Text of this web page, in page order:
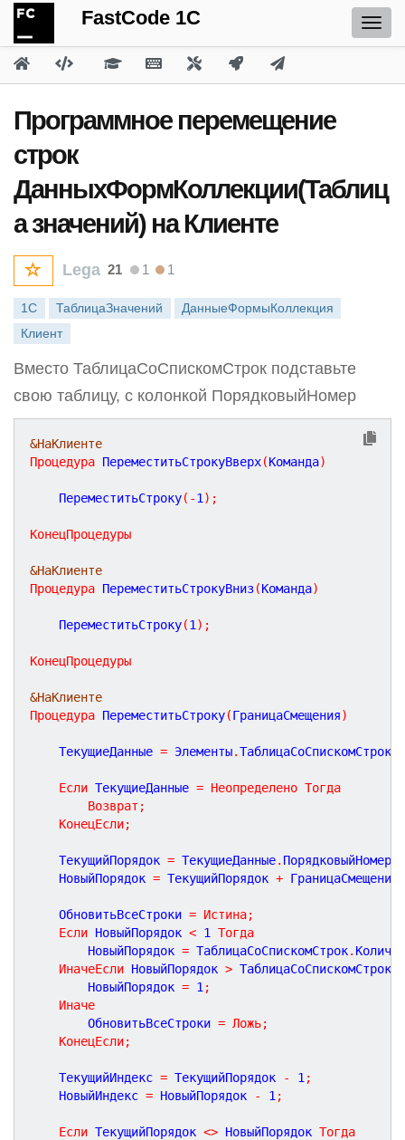
FastCode 1C
Программное перемещение
строк
ДанныхФормКоллекции(Таблиц
а значений) на Клиенте
Lega 21 1 1
1С ТаблицаЗначений
ДанныеФормыКоллекция
Клиент
Вместо ТаблицаСоСпискомСтрок подставьте
свою таблицу, с колонкой ПорядковыйНомер
&НаКлиенте
Процедура ПереместитьСтрокуВверх(Команда)
	ПереместитьСтроку
( -1 ) ;
КонецПроцедуры
&НаКлиенте
Процедура ПереместитьСтрокуВниз(Команда)
	ПереместитьСтроку
(1 ) ;
КонецПроцедуры
&НаКлиенте
Процедура ПереместитьСтроку(ГраницаСмещения)
	ТекущиеДанные
= Элементы.ТаблицаСоСпискомСтрок
Если ТекущиеДанные = Неопределено Тогда
Возврат ;
КонецЕсли;
	ТекущийПорядок
= ТекущиеДанные. ПорядковыйНомер
	НовыйПорядок
= ТекущийПорядок + ГраницаСмещения
	ОбновитьВсеСтроки
= Истина;
Если НовыйПорядок < 1
Тогда
		НовыйПорядок
= ТаблицаСоСпискомСтрок.
ИначеЕсли НовыйПорядок > ТаблицаСоСпискомСтрок
		НовыйПорядок
= 1 ;
Иначе
		ОбновитьВсеСтроки
= Ложь;
КонецЕсли;
	ТекущийИндекс
= ТекущийПорядок - 1 ;
	НовыйИндекс
= НовыйПорядок - 1 ;
Если ТекущийПорядок <> НовыйПорядок Тогда